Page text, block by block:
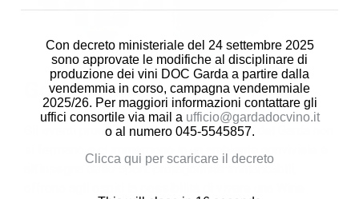
Golf for passion
Gli eventi promossi dalle nostre Bollicine del Garda non
si fermano e ci immergono in un ambiente conviviale e
all’insegna dello sport: protagoniste immancabili,
Con decreto ministeriale del 24 settembre 2025
sono approvate le modifiche al disciplinare di
produzione dei vini DOC Garda a partire dalla
vendemmia in corso, campagna vendemmiale
2025/26. Per maggiori informazioni contattare gli
uffici consortile via mail a ufficio@gardadocvino.it
o al numero 045-5545857.
Clicca qui per scaricare il decreto